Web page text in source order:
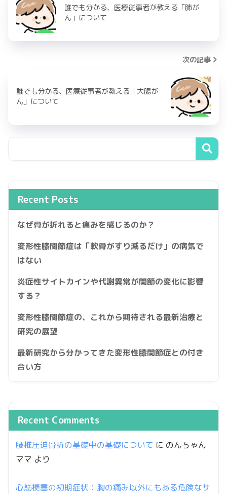
誰でも分かる、医療従事者が教える「肺が
ん」について
次の記事
誰でも分かる、医療従事者が教える「大腸が
ん」について
Recent Posts
なぜ骨が折れると痛みを感じるのか？
変形性膝関節症は「軟骨がすり減るだけ」の病気で
はない
炎症性サイトカインや代謝異常が関節の変化に影響
する？
変形性膝関節症の、これから期待される最新治療と
研究の展望
最新研究から分かってきた変形性膝関節症との付き
合い方
Recent Comments
腰椎圧迫骨折の基礎中の基礎について に のんちゃん
ママ より
心筋梗塞の初期症状：胸の痛み以外にもある危険なサ